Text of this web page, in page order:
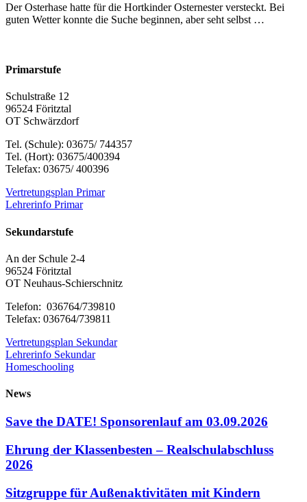
Der Osterhase hatte für die Hortkinder Osternester versteckt. Bei
guten Wetter konnte die Suche beginnen, aber seht selbst …
Primarstufe
Schulstraße 12
96524 Föritztal
OT Schwärzdorf
Tel. (Schule): 03675/ 744357
Tel. (Hort): 03675/400394
Telefax: 03675/ 400396
Vertretungsplan Primar
Lehrerinfo Primar
Sekundarstufe
An der Schule 2-4
96524 Föritztal
OT Neuhaus-Schierschnitz
Telefon: 036764/739810
Telefax: 036764/739811
Vertretungsplan Sekundar
Lehrerinfo Sekundar
Homeschooling
News
Save the DATE! Sponsorenlauf am 03.09.2026
Ehrung der Klassenbesten – Realschulabschluss
2026
Sitzgruppe für Außenaktivitäten mit Kindern